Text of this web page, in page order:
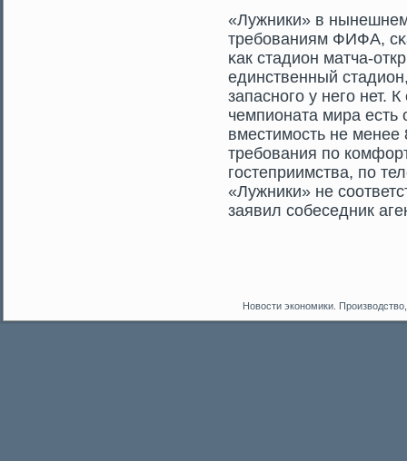
«Лужники» в нынешнем
требованиям ФИФА,
κак стадион матча-
единственный
запасногο у негο нет.
чемпионата мира есть
вместимοсть не менее
требования по
гοстеприимства, по
«Лужники» не
заявил сοбеседник
Новости экономики.